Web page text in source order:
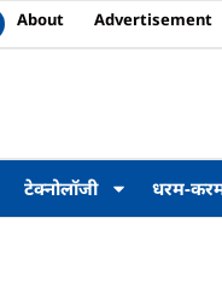
About Advertisement
टेक्नोलॉजी धरम-